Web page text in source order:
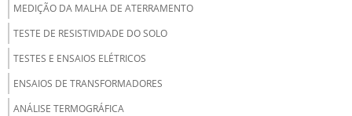
MEDIÇÃO DA MALHA DE ATERRAMENTO
TESTE DE RESISTIVIDADE DO SOLO
TESTES E ENSAIOS ELÉTRICOS
ENSAIOS DE TRANSFORMADORES
ANÁLISE TERMOGRÁFICA